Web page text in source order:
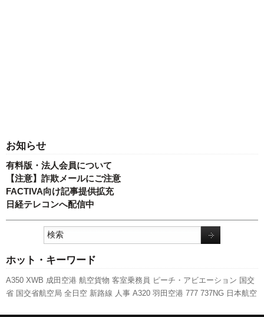
お知らせ
有料版・法人会員について
【注意】詐欺メールにご注意
FACTIVA向け記事提供拡充
日経テレコンへ配信中
ホット・キーワード
A350 XWB 成田空港 航空貨物 客室乗務員 ピーチ・アビエーション 国交
省 国交省航空局 全日空 新路線 人事 A320 羽田空港 777 737NG 日本航空